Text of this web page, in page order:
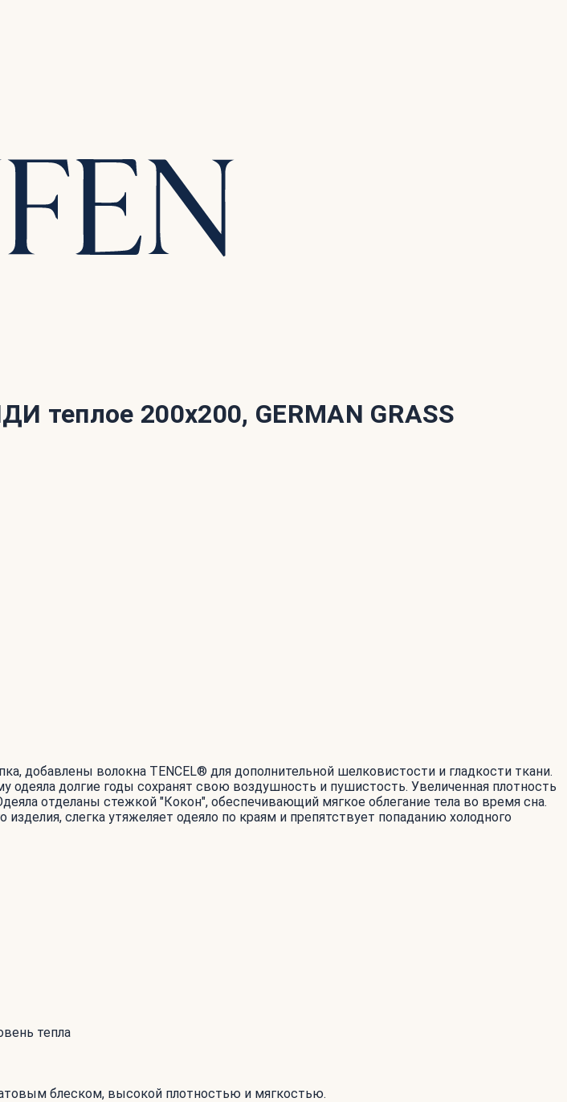
200x200, GERMAN GRASS
добавлены волокна TENCEL® для дополнительной шелковистости и гладкости ткани.
долгие годы сохранят свою воздушность и пушистость. Увеличенная плотность
отделаны стежкой "Кокон", обеспечивающий мягкое облегание тела во время сна.
слегка утяжеляет одеяло по краям и препятствует попаданию холодного
тепла
блеском, высокой плотностью и мягкостью.